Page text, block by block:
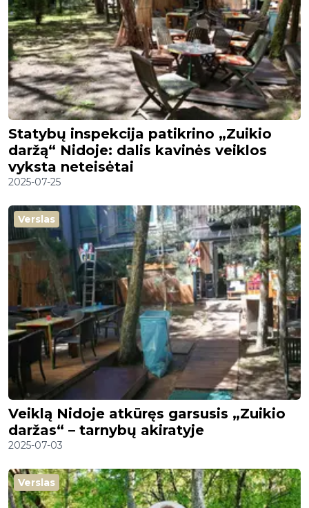
Statybų inspekcija patikrino „Zuikio
daržą“ Nidoje: dalis kavinės veiklos
vyksta neteisėtai
2025-07-25
Verslas
Veiklą Nidoje atkūręs garsusis „Zuikio
daržas“ – tarnybų akiratyje
2025-07-03
Verslas